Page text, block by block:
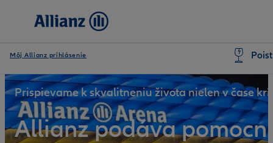
Môj Allianz prihlásenie
Prispievame k skvalitneniu života nielen v čase
Allianz podáva